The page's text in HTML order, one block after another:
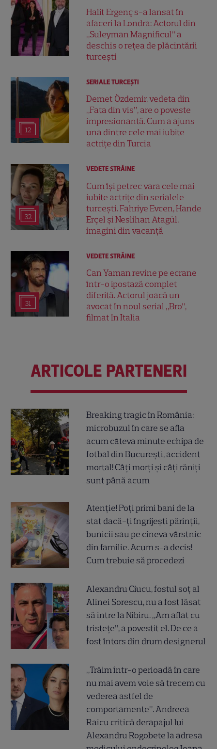
Halit Ergenç s-a lansat în
afaceri la Londra: Actorul din
„Suleyman Magnificul” a
deschis o rețea de plăcintării
turcești
12
SERIALE TURCEŞTI
Demet Özdemir, vedeta din
„Fata din vis”, are o poveste
impresionantă. Cum a ajuns
una dintre cele mai iubite
actrițe din Turcia
32
VEDETE STRĂINE
Cum își petrec vara cele mai
iubite actrițe din serialele
turcești. Fahriye Evcen, Hande
Erçel și Neslihan Atagül,
imagini din vacanță
31
VEDETE STRĂINE
Can Yaman revine pe ecrane
într-o ipostază complet
diferită. Actorul joacă un
avocat în noul serial „Bro”,
filmat în Italia
ARTICOLE PARTENERI
Breaking tragic în România:
microbuzul în care se afla
acum câteva minute echipa de
fotbal din București, accident
mortal! Câți morți și câți răniți
sunt până acum
Atenție! Poți primi bani de la
stat dacă-ți îngrijești părinții,
bunicii sau pe cineva vârstnic
din familie. Acum s-a decis!
Cum trebuie să procedezi
Alexandru Ciucu, fostul soț al
Alinei Sorescu, nu a fost lăsat
să intre la Nibiru. „Am aflat cu
tristețe”, a povestit el. De ce a
fost întors din drum designerul
„Trăim într-o perioadă în care
nu mai avem voie să trecem cu
vederea astfel de
comportamente”. Andreea
Raicu critică derapajul lui
Alexandru Rogobete la adresa